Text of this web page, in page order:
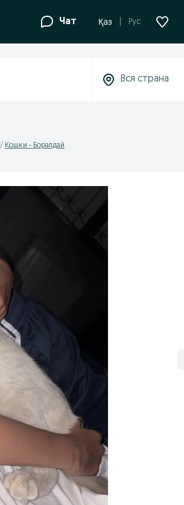
Чат Қаз Рус
Кошки - Боралдай